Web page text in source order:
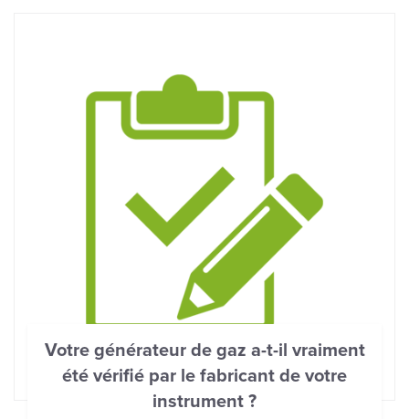
Votre générateur de gaz a-t-il vraiment
été vérifié par le fabricant de votre
instrument ?